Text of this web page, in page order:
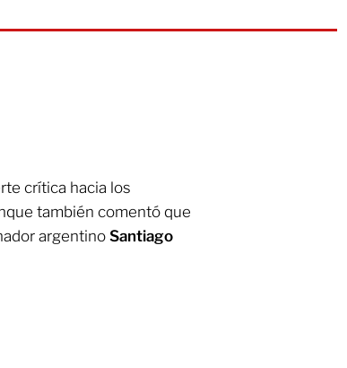
crítica hacia los
también comentó que
argentino Santiago